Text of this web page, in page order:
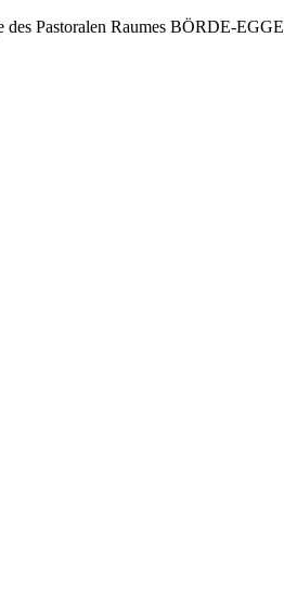
Pastoralen Raumes BÖRDE-EGGE